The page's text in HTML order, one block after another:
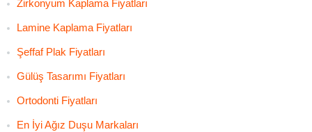
Zirkonyum Kaplama Fiyatları
Lamine Kaplama Fiyatları
Şeffaf Plak Fiyatları
Gülüş Tasarımı Fiyatları
Ortodonti Fiyatları
En İyi Ağız Duşu Markaları